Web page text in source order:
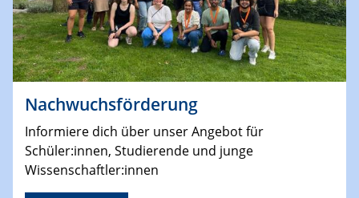
Nachwuchsförderung
Informiere dich über unser Angebot für
Schüler:innen, Studierende und junge
Wissenschaftler:innen